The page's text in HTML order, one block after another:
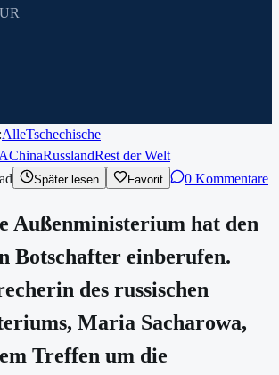
AlleTschechische
ChinaRusslandRest der Welt
Später lesen Favorit 0 Kommentare
Außenministerium hat den
Botschafter einberufen.
des russischen
Maria Sacharowa,
Treffen um die